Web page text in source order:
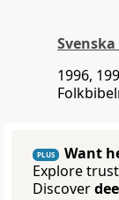
1996,
PLUS
Want
Explore
Discover